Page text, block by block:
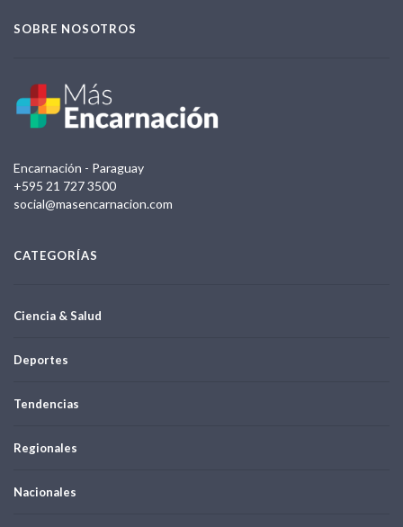
SOBRE NOSOTROS
Encarnación - Paraguay
+595 21 727 3500
social@masencarnacion.com
CATEGORÍAS
Ciencia & Salud
Deportes
Tendencias
Regionales
Nacionales